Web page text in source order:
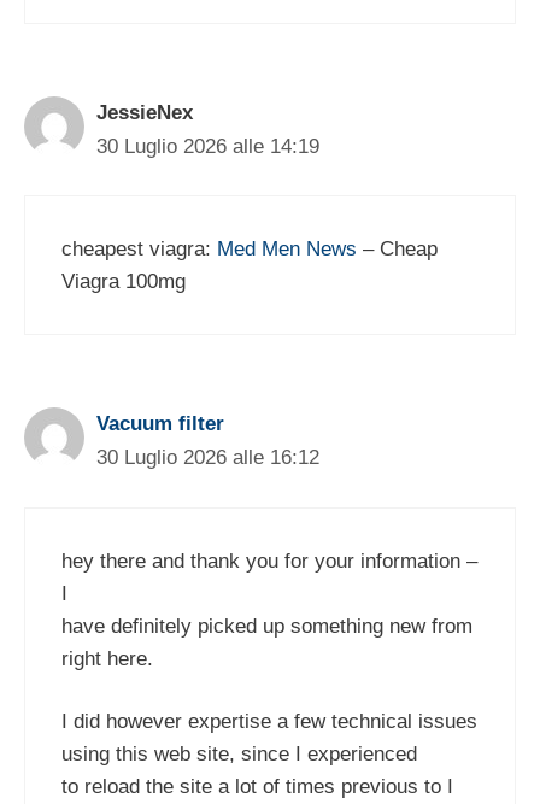
JessieNex
30 Luglio 2026 alle 14:19
cheapest viagra: Med Men News – Cheap
Viagra 100mg
Vacuum filter
30 Luglio 2026 alle 16:12
hey there and thank you for your information –
I
have definitely picked up something new from
right here.
I did however expertise a few technical issues
using this web site, since I experienced
to reload the site a lot of times previous to I